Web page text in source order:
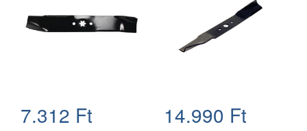
7.312 Ft 14.990 Ft